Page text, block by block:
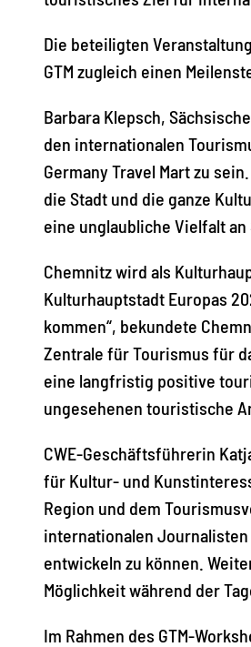
Die beteiligten
GTM zugleich einen
Barbara Klepsch,
den internationalen
Germany Travel Mart zu
die Stadt und die ganze
eine unglaubliche Vielfalt
Chemnitz wird als
Kulturhauptstadt Europas
kommen“, bekundete
Zentrale für Tourismus für
eine langfristig positive
ungesehenen touristische
CWE-Geschäftsführerin
für Kultur- und
Region und dem
internationalen
entwickeln zu können.
Möglichkeit während der
Im Rahmen des GTM-